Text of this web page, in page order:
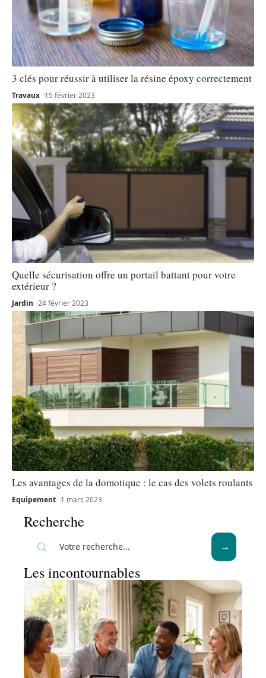
3 clés pour réussir à utiliser la résine époxy correctement
Travaux 15 février 2023
Quelle sécurisation offre un portail battant pour votre
extérieur ?
Jardin 24 février 2023
Les avantages de la domotique : le cas des volets roulants
Equipement 1 mars 2023
Recherche
Les incontournables